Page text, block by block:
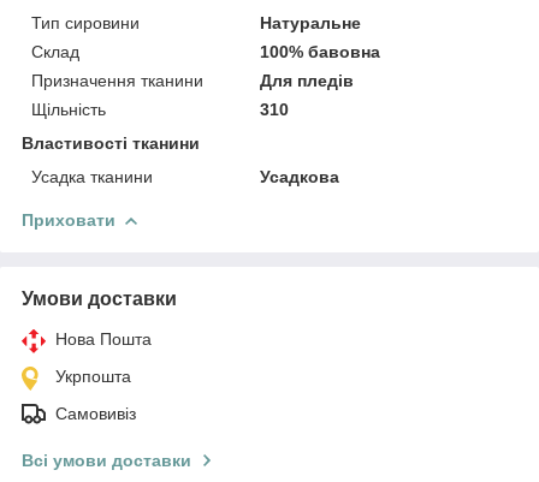
Тип сировини
Натуральне
Склад
100% бавовна
Призначення тканини
Для пледів
Щільність
310
Властивості тканини
Усадка тканини
Усадкова
Приховати
Умови доставки
Нова Пошта
Укрпошта
Самовивіз
Всі умови доставки